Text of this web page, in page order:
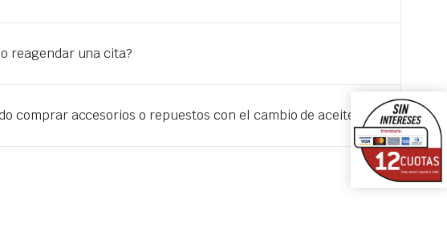
reagendar una cita?
comprar accesorios o repuestos con el cambio de aceite?